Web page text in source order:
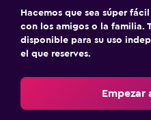
Hacemos que sea súper
con los amigos o la familia.
disponible para su uso
el que reserves.
Empezar